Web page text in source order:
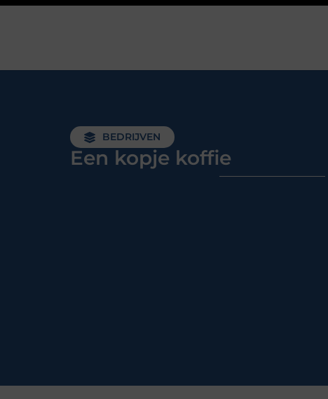
BEDRIJVEN
Een kopje koffie